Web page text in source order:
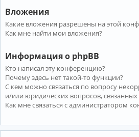
Вложения
Какие вложения разрешены на этой
Как мне найти мои вложения?
Информация о phpBB
Кто написал эту конференцию?
Почему здесь нет такой-то функции?
С кем можно связаться по вопросу
и/или юридических вопросов,
Как мне связаться с администратором